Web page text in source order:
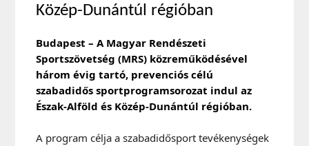
Közép-Dunántúl régióban
Budapest – A Magyar Rendészeti
Sportszövetség (MRS) közreműködésével
három évig tartó, prevenciós célú
szabadidős sportprogramsorozat indul az
Észak-Alföld és Közép-Dunántúl régióban.
A program célja a szabadidősport tevékenységek